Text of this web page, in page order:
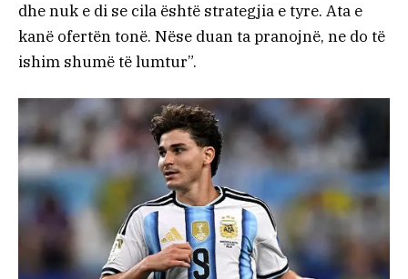
dhe nuk e di se cila është strategjia e tyre. Ata e
kanë ofertën tonë. Nëse duan ta pranojnë, ne do të
ishim shumë të lumtur”.